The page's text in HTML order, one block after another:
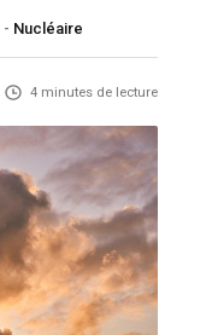
- Nucléaire
4 minutes de lecture